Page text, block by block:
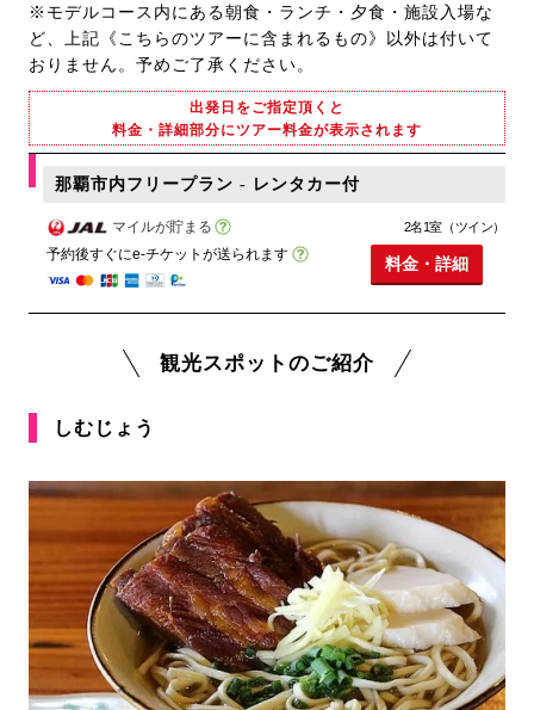
※モデルコース内にある朝食・ランチ・夕食・施設入場な
ど、上記《こちらのツアーに含まれるもの》以外は付いて
おりません。予めご了承ください。
出発日をご指定頂くと
料金・詳細部分にツアー料金が表示されます
那覇市内フリープラン - レンタカー付
マイルが貯まる
予約後すぐにe-チケットが送られます
2名1室（ツイン）
料金・詳細
観光スポットのご紹介
しむじょう